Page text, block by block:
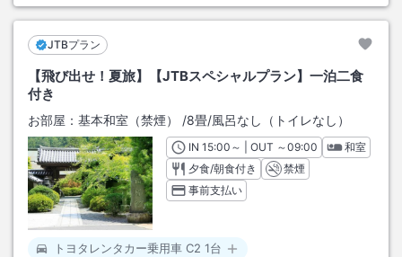
JTBプラン
【飛び出せ！夏旅】【JTBスペシャルプラン】一泊二食
付き
お部屋： 基本和室（禁煙） /8畳/風呂なし（トイレなし）
INチェックイン
15:00 ～ | OUT チェックアウト
～09:00
和室
夕食/朝食付き
禁煙
事前支払い
トヨタレンタカー乗用車 C2 1台